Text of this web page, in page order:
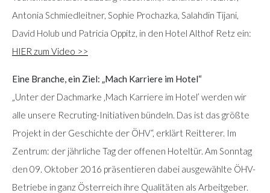
Antonia Schmiedleitner, Sophie Prochazka, Salahdin Tijani,
David Holub und Patricia Oppitz, in den Hotel Althof Retz ein:
HIER zum Video >>
Eine Branche, ein Ziel: „Mach Karriere im Hotel“
„Unter der Dachmarke ‚Mach Karriere im Hotel’ werden wir
alle unsere Recruting-Initiativen bündeln. Das ist das größte
Projekt in der Geschichte der ÖHV“, erklärt Reitterer. Im
Zentrum: der jährliche Tag der offenen Hoteltür. Am Sonntag
den 09. Oktober 2016 präsentieren dabei ausgewählte ÖHV-
Betriebe in ganz Österreich ihre Qualitäten als Arbeitgeber.